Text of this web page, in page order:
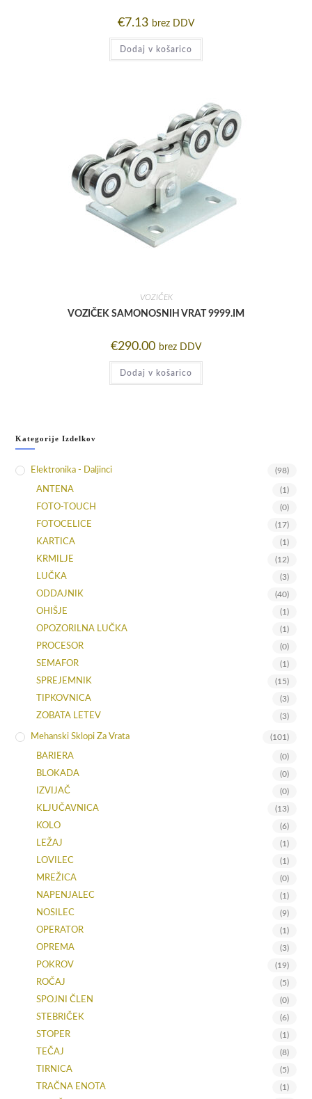
€7.13 brez DDV
Dodaj v košarico
VOZIČEK
VOZIČEK SAMONOSNIH VRAT 9999.IM
€290.00 brez DDV
Dodaj v košarico
Kategorije Izdelkov
Elektronika - Daljinci (98)
ANTENA (1)
FOTO-TOUCH (0)
FOTOCELICE (17)
KARTICA (1)
KRMILJE (12)
LUČKA (3)
ODDAJNIK (40)
OHIŠJE (1)
OPOZORILNA LUČKA (1)
PROCESOR (0)
SEMAFOR (1)
SPREJEMNIK (15)
TIPKOVNICA (3)
ZOBATA LETEV (3)
Mehanski Sklopi Za Vrata (101)
BARIERA (0)
BLOKADA (0)
IZVIJAČ (0)
KLJUČAVNICA (13)
KOLO (6)
LEŽAJ (1)
LOVILEC (1)
MREŽICA (0)
NAPENJALEC (1)
NOSILEC (9)
OPERATOR (1)
OPREMA (3)
POKROV (19)
ROČAJ (5)
SPOJNI ČLEN (0)
STEBRIČEK (6)
STOPER (1)
TEČAJ (8)
TIRNICA (5)
TRAČNA ENOTA (1)